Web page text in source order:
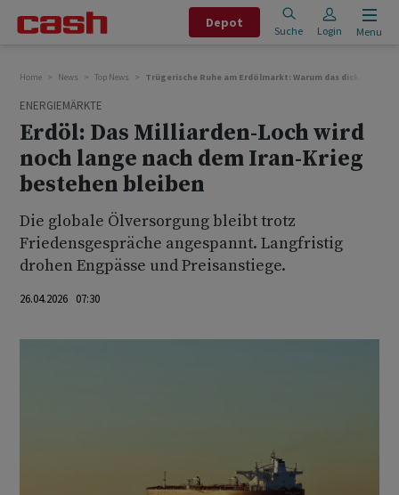
Depot
Suche Login Menu
Home News Top News Trügerische Ruhe am Erdölmarkt: Warum das dicke Ende
ENERGIEMÄRKTE
Erdöl: Das Milliarden-Loch wird
noch lange nach dem Iran-Krieg
bestehen bleiben
Die globale Ölversorgung bleibt trotz
Friedensgespräche angespannt. Langfristig
drohen Engpässe und Preisanstiege.
26.04.2026 07:30